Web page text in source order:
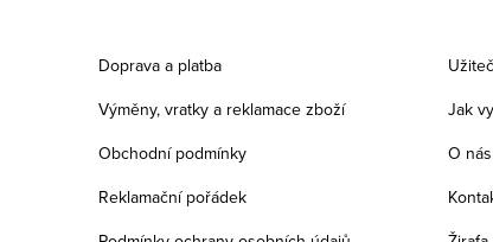
Doprava a platba
Výměny, vratky a reklamace zboží
Obchodní podmínky
Reklamační pořádek
Jak
O nás